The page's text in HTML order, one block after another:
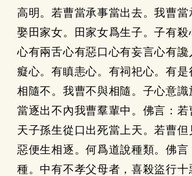
高明。若曹當承事當出去。我曹當
娶田家女。田家女爲生子。子有殺
心有兩舌心有惡口心有妄言心有讒
癡心。有瞋恚心。有祠祀心。有是
相隨不。我曹不與相隨。子心意識
當逐出不內我曹羣輩中。佛言：若
天子孫生從口出死當上天。若曹
惡便生相逐。何爲道說種類。佛言
種。中有不孝父母者，喜殺盜行十